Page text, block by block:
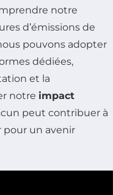
notre
d’émissions de
pouvons adopter
dédiées,
et la
notre impact
peut contribuer à
un avenir